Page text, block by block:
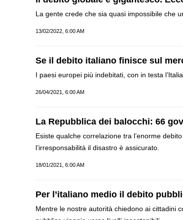
La gente crede che sia quasi impossibile che
13/02/2022, 6:00 AM
Se il debito italiano finisce sul
I paesi europei più indebitati, con in testa
26/04/2021, 6:00 AM
La Repubblica dei balocchi: 66
Esiste qualche correlazione tra l’enorme
l’irresponsabilità il disastro è assicurato.
18/01/2021, 6:00 AM
Per l’italiano medio il debito
Mentre le nostre autorità chiedono ai cittadini